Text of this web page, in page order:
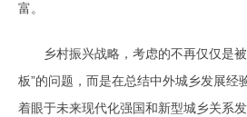
富。
乡村振兴战略，考虑的不再仅仅是被
板”的问题，而是在总结中外城乡发展经
着眼于未来现代化强国和新型城乡关系